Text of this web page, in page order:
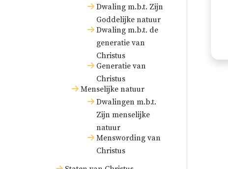
Dwaling m.b.t. Zijn
Goddelijke natuur
Dwaling m.b.t. de
generatie van
Christus
Generatie van
Christus
Menselijke natuur
Dwalingen m.b.t.
Zijn menselijke
natuur
Menswording van
Christus